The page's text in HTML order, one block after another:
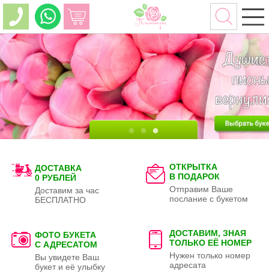
ДОСТАВКА
0 РУБЛЕЙ
Доставим за час
БЕСПЛАТНО
ОТКРЫТКА
В ПОДАРОК
Отправим Ваше
послание с букетом
ФОТО БУКЕТА
С АДРЕСАТОМ
Вы увидете Ваш
букет и её улыбку
ДОСТАВИМ, ЗНАЯ
ТОЛЬКО ЕЁ НОМЕР
Нужен только номер
адресата